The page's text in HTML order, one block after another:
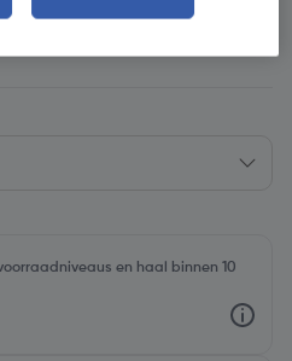
en haal binnen 10